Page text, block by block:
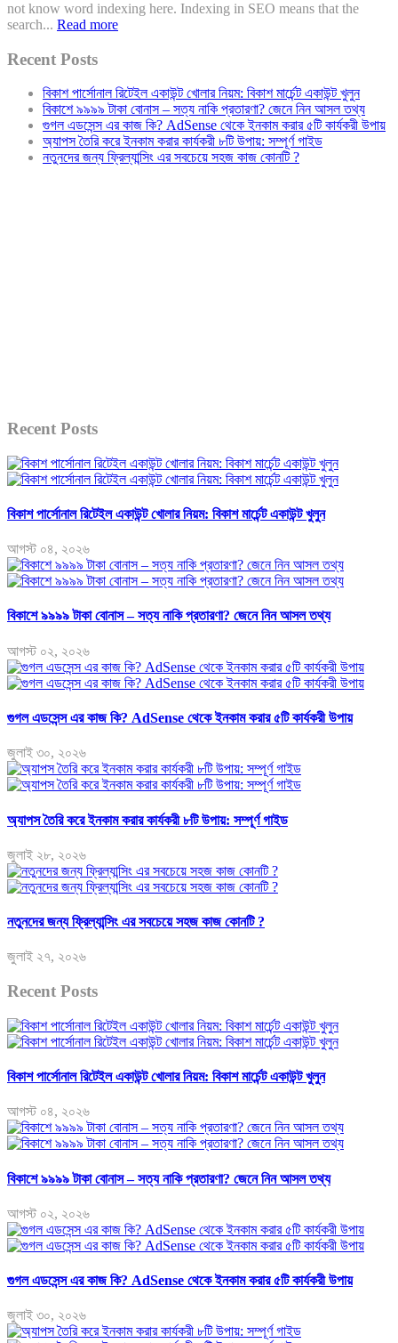
not know word indexing here. Indexing in SEO means that the
search... Read more
Recent Posts
বিকাশ পার্সোনাল রিটেইল একাউন্ট খোলার নিয়ম: বিকাশ মার্চেন্ট একাউন্ট খুলুন
বিকাশে ৯৯৯৯ টাকা বোনাস – সত্য নাকি প্রতারণা? জেনে নিন আসল তথ্য
গুগল এডসেন্স এর কাজ কি? AdSense থেকে ইনকাম করার ৫টি কার্যকরী উপায়
অ্যাপস তৈরি করে ইনকাম করার কার্যকরী ৮টি উপায়: সম্পূর্ণ গাইড
নতুনদের জন্য ফ্রিল্যান্সিং এর সবচেয়ে সহজ কাজ কোনটি ?
Recent Posts
বিকাশ পার্সোনাল রিটেইল একাউন্ট খোলার নিয়ম: বিকাশ মার্চেন্ট একাউন্ট খুলুন
আগস্ট ০৪, ২০২৬
বিকাশে ৯৯৯৯ টাকা বোনাস – সত্য নাকি প্রতারণা? জেনে নিন আসল তথ্য
আগস্ট ০২, ২০২৬
গুগল এডসেন্স এর কাজ কি? AdSense থেকে ইনকাম করার ৫টি কার্যকরী উপায়
জুলাই ৩০, ২০২৬
অ্যাপস তৈরি করে ইনকাম করার কার্যকরী ৮টি উপায়: সম্পূর্ণ গাইড
জুলাই ২৮, ২০২৬
নতুনদের জন্য ফ্রিল্যান্সিং এর সবচেয়ে সহজ কাজ কোনটি ?
জুলাই ২৭, ২০২৬
Recent Posts
বিকাশ পার্সোনাল রিটেইল একাউন্ট খোলার নিয়ম: বিকাশ মার্চেন্ট একাউন্ট খুলুন
আগস্ট ০৪, ২০২৬
বিকাশে ৯৯৯৯ টাকা বোনাস – সত্য নাকি প্রতারণা? জেনে নিন আসল তথ্য
আগস্ট ০২, ২০২৬
গুগল এডসেন্স এর কাজ কি? AdSense থেকে ইনকাম করার ৫টি কার্যকরী উপায়
জুলাই ৩০, ২০২৬